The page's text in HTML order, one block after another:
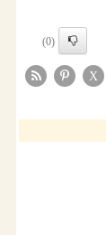
(0)
X